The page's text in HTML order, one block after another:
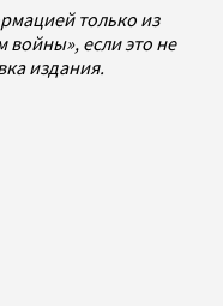
только из
если это не
издания.